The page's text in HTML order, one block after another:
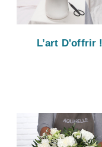
L’art D'offrir !